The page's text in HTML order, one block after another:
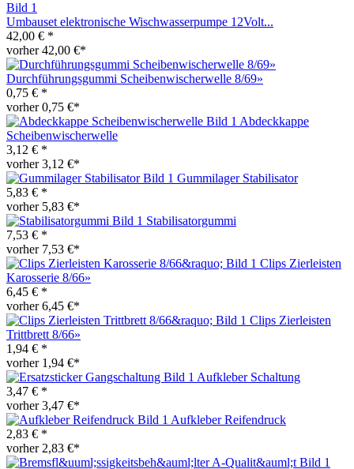
Umbauset elektronische Wischwasserpumpe 12Volt...
42,00 € *
vorher 42,00 €*
Durchführungsgummi Scheibenwischerwelle 8/69»
0,75 € *
vorher 0,75 €*
Abdeckkappe
Scheibenwischerwelle
3,12 € *
vorher 3,12 €*
Gummilager Stabilisator
5,83 € *
vorher 5,83 €*
Stabilisatorgummi
7,53 € *
vorher 7,53 €*
Clips Zierleisten
Karosserie 8/66»
6,45 € *
vorher 6,45 €*
Clips Zierleisten
Trittbrett 8/66»
1,94 € *
vorher 1,94 €*
Aufkleber Schaltung
3,47 € *
vorher 3,47 €*
Aufkleber Reifendruck
2,83 € *
vorher 2,83 €*